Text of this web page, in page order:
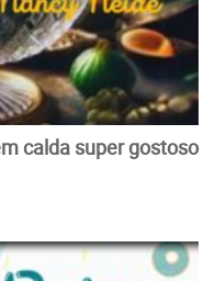
calda super gostoso